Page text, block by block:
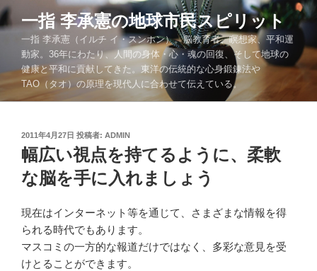
コ
ン
ツ
一指 李承憲の地球市民スピリット
一指 李承憲（イルチ イ・スンホン）。脳教育者、瞑想家、平和運
動家。36年にわたり、人間の身体・心・魂の回復、そして地球の
健康と平和に貢献してきた。東洋の伝統的な心身鍛錬法や
TAO（タオ）の原理を現代人に合わせて伝えている。
投
稿
日:
2011年4月27日 投稿者: ADMIN
幅広い視点を持てるように、柔軟
な脳を手に入れましょう
現在はインターネット等を通じて、さまざまな情報を得
られる時代でもあります。
マスコミの一方的な報道だけではなく、多彩な意見を受
けとることができます。